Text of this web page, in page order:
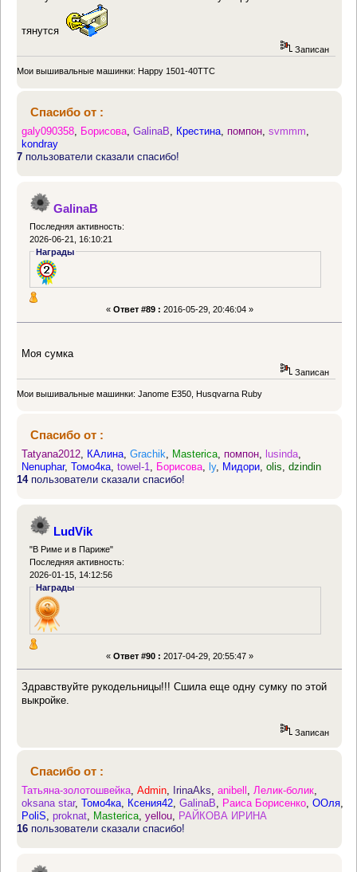
тянутся
Записан
Мои вышивальные машинки: Happy 1501-40TTC
Спасибо от :
galy090358, Борисова,GalinaB, Крестина, помпон,svmmm,
kondray
7 пользователи сказали спасибо!
GalinaB
Последняя активность:
2026-06-21, 16:10:21
Награды
« Ответ #89 : 2016-05-29, 20:46:04 »
Моя сумка
Записан
Мои вышивальные машинки: Janome E350, Husqvarna Ruby
Спасибо от :
Tatyana2012, КАлина,Grachik, Masterica, помпон, lusinda,
Nenuphar,Томо4ка,towel-1, Борисова, ly, Мидори,olis,dzindin
14пользователи сказали спасибо!
LudVik
"В Риме и в Париже"
Последняя активность:
2026-01-15, 14:12:56
Награды
« Ответ #90 : 2017-04-29, 20:55:47 »
Здравствуйте рукодельницы!!! Сшила еще одну сумку по этой
выкройке.
Записан
Спасибо от :
Татьяна-золотошвейка,Admin, IrinaAks,anibell ,Лелик-болик,
oksana star,Томо4ка, Ксения42,GalinaB, Раиса Борисенко,ООля,
PoliS,proknat, Masterica,yellou, РАЙКОВА ИРИНА
16 пользователи сказали спасибо!